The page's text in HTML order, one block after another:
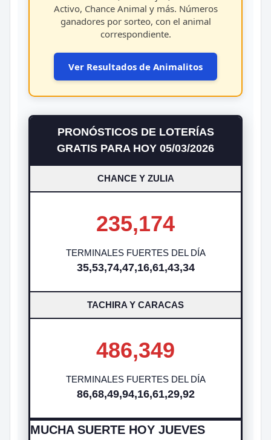
Activo, Chance Animal y más. Números
ganadores por sorteo, con el animal
correspondiente.
Ver Resultados de Animalitos
PRONÓSTICOS DE LOTERÍAS
GRATIS PARA HOY 05/03/2026
CHANCE Y ZULIA
235,174
TERMINALES FUERTES DEL DÍA
35,53,74,47,16,61,43,34
TACHIRA Y CARACAS
486,349
TERMINALES FUERTES DEL DÍA
86,68,49,94,16,61,29,92
MUCHA SUERTE HOY JUEVES